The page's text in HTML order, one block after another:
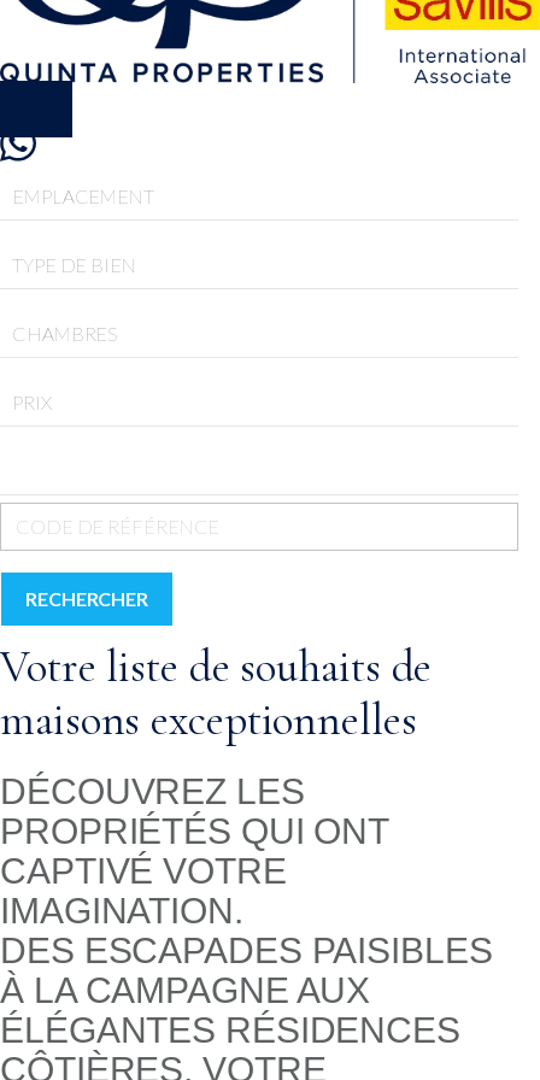
EMPLACEMENT
TYPE DE BIEN
CHAMBRES
PRIX
RECHERCHER
Votre liste de souhaits de
maisons exceptionnelles
DÉCOUVREZ LES
PROPRIÉTÉS QUI ONT
CAPTIVÉ VOTRE
IMAGINATION.
DES ESCAPADES PAISIBLES
À LA CAMPAGNE AUX
ÉLÉGANTES RÉSIDENCES
CÔTIÈRES, VOTRE